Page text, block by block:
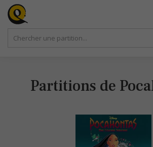
Partitions de